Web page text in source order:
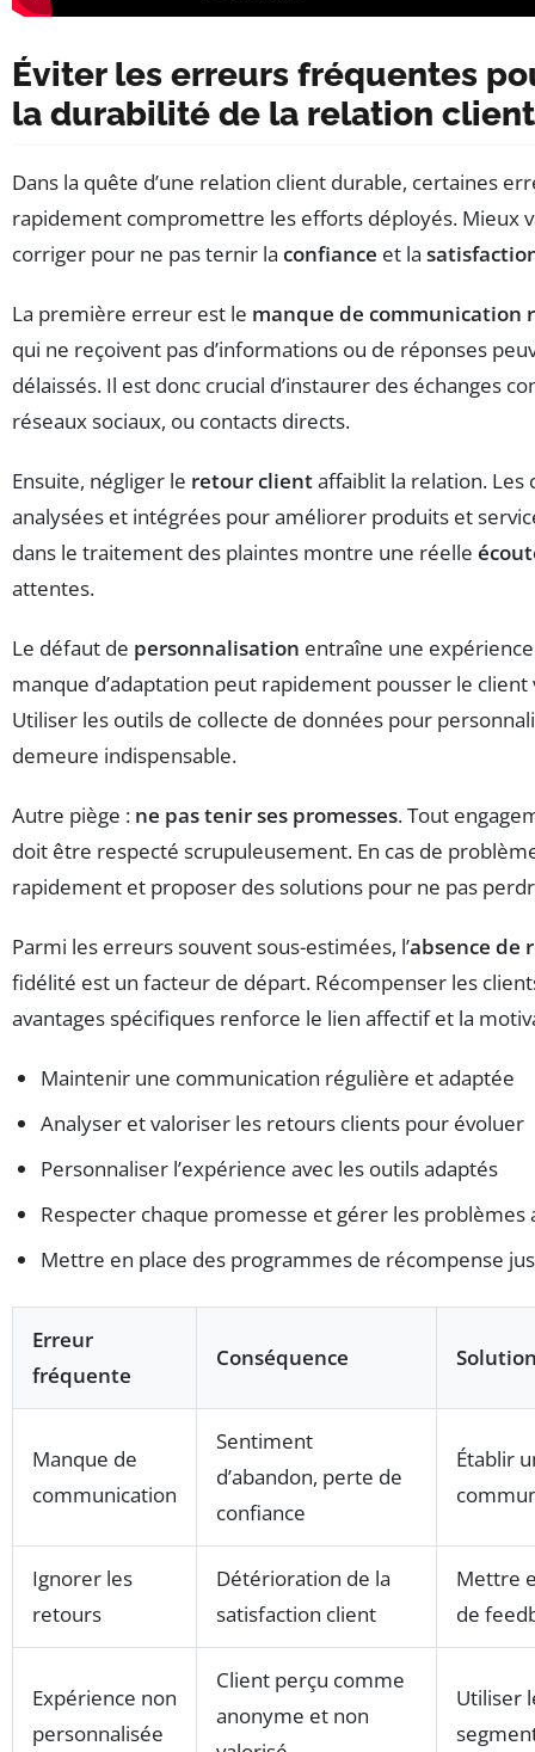
Éviter les erreurs fréquentes
la durabilité de la relation client
Dans la quête d’une relation client durable, certaines
rapidement compromettre les efforts déployés. Mieux
corriger pour ne pas ternir la confiance et la
La première erreur est le manque de communication
qui ne reçoivent pas d’informations ou de réponses
délaissés. Il est donc crucial d’instaurer des échanges
réseaux sociaux, ou contacts directs.
Ensuite, négliger le retour clientaffaiblit la relation.
analysées et intégrées pour améliorer produits et
dans le traitement des plaintes montre une réelle
attentes.
Le défaut de personnalisation entraîne une
manque d’adaptation peut rapidement pousser le
Utiliser les outils de collecte de données pour
demeure indispensable.
Autre piège : ne pas tenir ses promesses. Tout
doit être respecté scrupuleusement. En cas de
rapidement et proposer des solutions pour ne pas
Parmi les erreurs souvent sous-estimées, l’absence de
fidélité est un facteur de départ. Récompenser les
avantages spécifiques renforce le lien affectif et la
Maintenir une communication régulière et adaptée
Analyser et valoriser les retours clients pour évoluer
Personnaliser l’expérience avec les outils adaptés
Respecter chaque promesse et gérer les problèmes
Mettre en place des programmes de récompense
Erreur
fréquente
Conséquence
Manque de
communication
Sentiment
d’abandon, perte de
confiance
Établir
Ignorer les
retours
Détérioration de la
satisfaction client
Mettre
de
Expérience non
personnalisée
Client perçu comme
anonyme et non
Utiliser